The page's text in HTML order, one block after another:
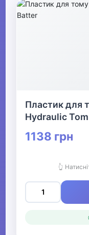
Пластик для
Hydraulic
1138 грн
👆